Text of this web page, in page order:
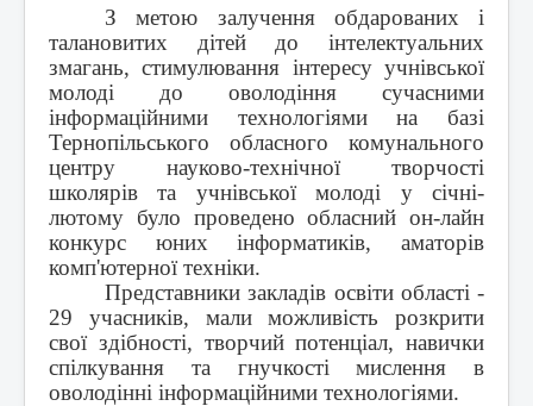
Конкурси та змагання
Корисні лінки
Дистанційне навчання
Контакти
З метою залучення обдарованих і
талановитих дітей до інтелектуальних
змагань, стимулювання інтересу учнівської
молоді до оволодіння сучасними
інформаційними технологіями на базі
Тернопільського обласного комунального
центру науково-технічної творчості
школярів та учнівської молоді у січні-
лютому було проведено обласний он-лайн
конкурс юних інформатиків, аматорів
комп'ютерної техніки.
Представники закладів освіти області -
29 учасників, мали можливість розкрити
свої здібності, творчий потенціал, навички
спілкування та гнучкості мислення в
оволодінні інформаційними технологіями.